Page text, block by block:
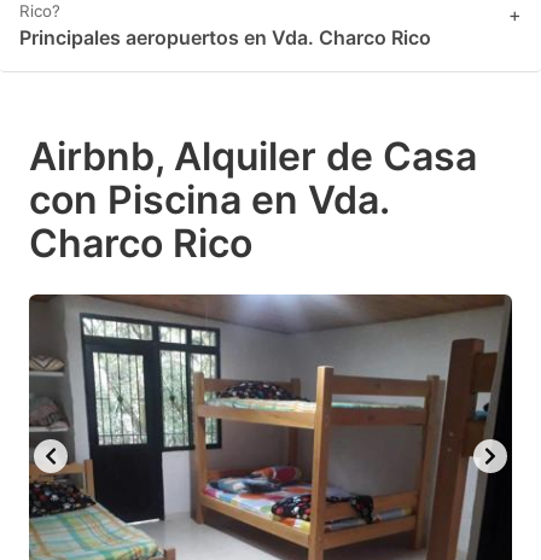
Rico?
Principales aeropuertos en Vda. Charco Rico
+
Airbnb, Alquiler de Casa
con Piscina en Vda.
Charco Rico